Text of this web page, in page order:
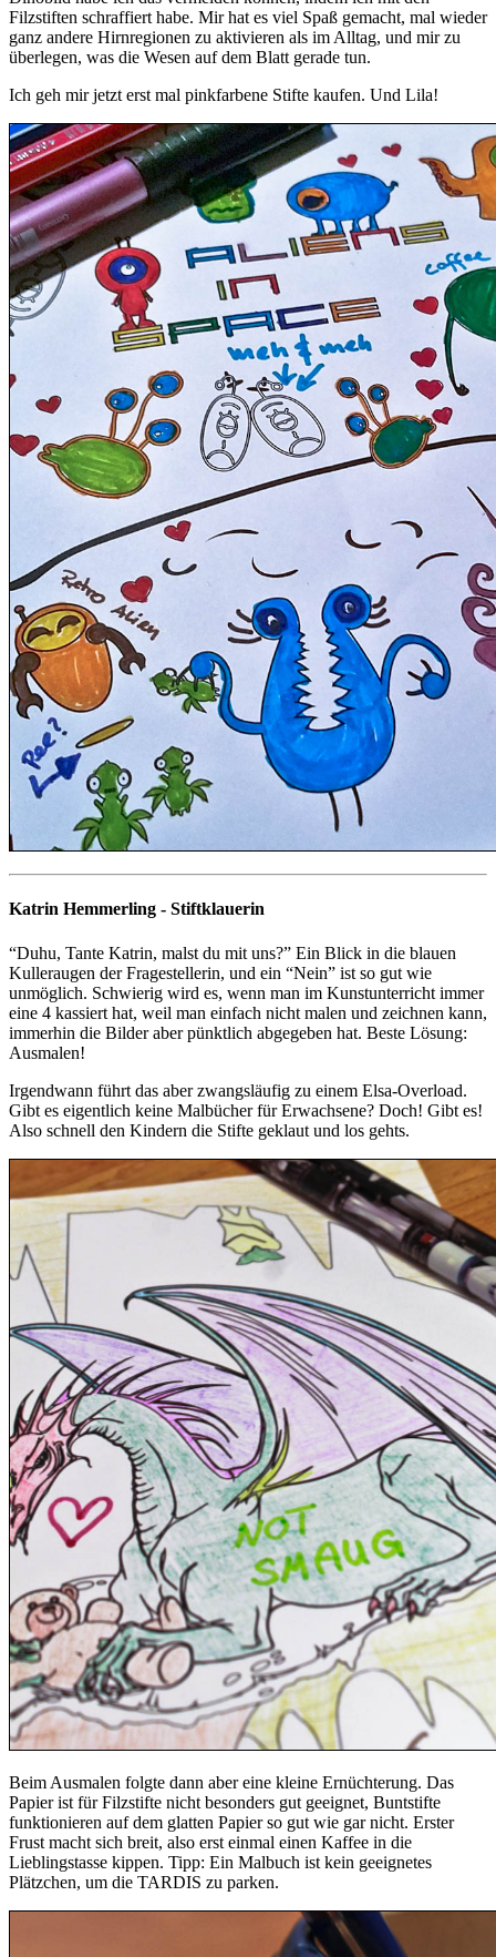
Filzstiften schraffiert habe. Mir hat es viel Spaß gemacht, mal wieder
ganz andere Hirnregionen zu aktivieren als im Alltag, und mir zu
überlegen, was die Wesen auf dem Blatt gerade tun.
Ich geh mir jetzt erst mal pinkfarbene Stifte kaufen. Und Lila!
Katrin Hemmerling - Stiftklauerin
“Duhu, Tante Katrin, malst du mit uns?” Ein Blick in die blauen
Kulleraugen der Fragestellerin, und ein “Nein” ist so gut wie
unmöglich. Schwierig wird es, wenn man im Kunstunterricht immer
eine 4 kassiert hat, weil man einfach nicht malen und zeichnen kann,
immerhin die Bilder aber pünktlich abgegeben hat. Beste Lösung:
Ausmalen!
Irgendwann führt das aber zwangsläufig zu einem Elsa-Overload.
Gibt es eigentlich keine Malbücher für Erwachsene? Doch! Gibt es!
Also schnell den Kindern die Stifte geklaut und los gehts.
Beim Ausmalen folgte dann aber eine kleine Ernüchterung. Das
Papier ist für Filzstifte nicht besonders gut geeignet, Buntstifte
funktionieren auf dem glatten Papier so gut wie gar nicht. Erster
Frust macht sich breit, also erst einmal einen Kaffee in die
Lieblingstasse kippen. Tipp: Ein Malbuch ist kein geeignetes
Plätzchen, um die TARDIS zu parken.